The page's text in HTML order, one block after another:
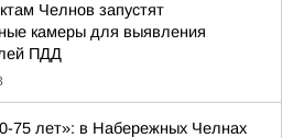
Челнов запустят
камеры для выявления
ПДД
75 лет»: в Набережных Челнах